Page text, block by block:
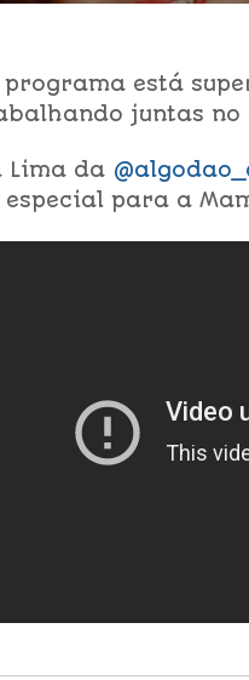
programa está
juntas no
Lima da
para a